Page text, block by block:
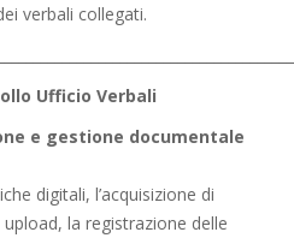
verbali collegati.
Ufficio Verbali
e gestione documentale
digitali, l’acquisizione di
la registrazione delle